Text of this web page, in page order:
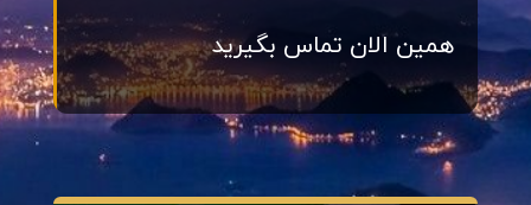
همین الان تماس بگیرید